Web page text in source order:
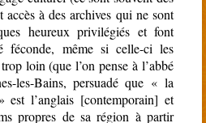
à des archives qui ne sont
heureux privilégiés et font
féconde, même si celle-ci les
loin (que l’on pense à l’abbé
les-Bains, persuadé que « la
est l’anglais [contemporain] et
propres de sa région à partir